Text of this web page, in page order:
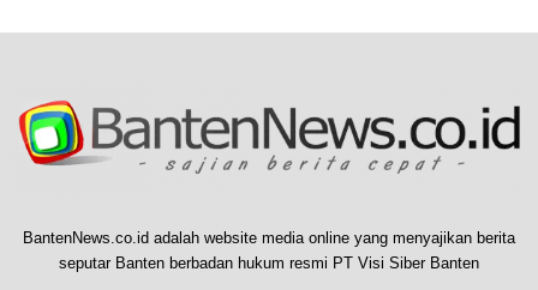
BantenNews.co.id adalah website media online yang menyajikan berita
seputar Banten berbadan hukum resmi PT Visi Siber Banten